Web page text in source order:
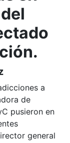
a
de
pusieron en
general